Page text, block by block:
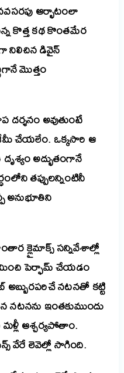
ఆర్భాటంలా
కొత్త కథ కొంతమేర
నిలిచిన డివైన్
మొత్తం
దర్శనం అవుతుంటే
చేయలేం. ఒక్కసారి ఆ
అద్భుతంగానే
తప్పులన్నింటినీ
అనుభూతిని
క్లైమాక్స్ సన్నివేశాల్లో
మించి పెర్ఫామ్ చేయడం
అబ్బురపరిచే నటనతో కట్టి
నటనను ఇంతకుముందు
ఆశ్చర్యపోతాం.
వేరే లెవెల్లో సాగింది.